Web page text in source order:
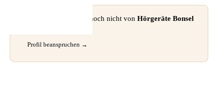
⚠ Dieses Profil wurde noch nicht von Hörgeräte Bonsel
Profil beanspruchen →